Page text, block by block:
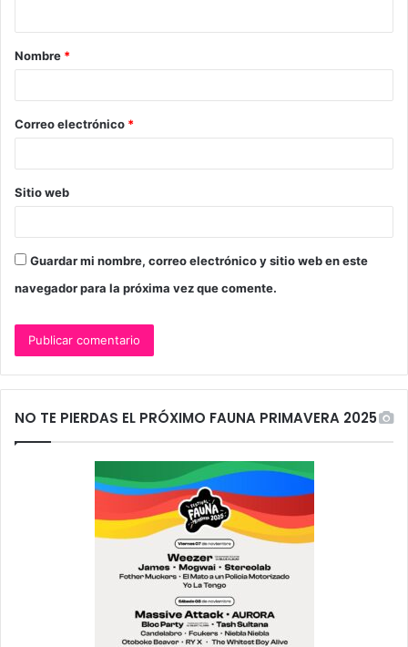
a
r
*
Nombre *
Correo electrónico *
Sitio web
Guardar mi nombre, correo electrónico y sitio web en este
navegador para la próxima vez que comente.
NO TE PIERDAS EL PRÓXIMO FAUNA PRIMAVERA 2025